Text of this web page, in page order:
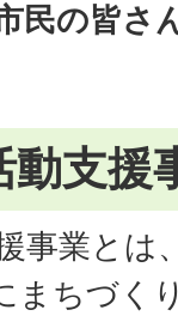
民の皆さ
動支援
事業とは
まちづく